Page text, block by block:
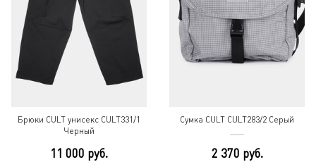
Брюки CULT унисекс CULT331/1
Черный
11 000 руб.
Сумка CULT CULT283/2 Серый
2 370 руб.